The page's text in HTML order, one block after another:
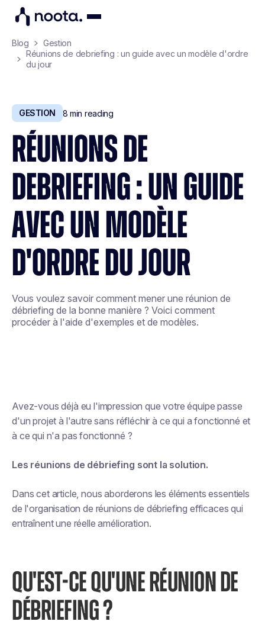
Blog
Gestion
Réunions de debriefing : un guide avec un modèle d'ordre
du jour
GESTION 8 min reading
RÉUNIONS DE
DEBRIEFING : UN GUIDE
AVEC UN MODÈLE
D'ORDRE DU JOUR
Vous voulez savoir comment mener une réunion de
débriefing de la bonne manière ? Voici comment
procéder à l'aide d'exemples et de modèles.
Avez-vous déjà eu l'impression que votre équipe passe
d'un projet à l'autre sans réfléchir à ce qui a fonctionné et
à ce qui n'a pas fonctionné ?
Les réunions de débriefing sont la solution.
Dans cet article, nous aborderons les éléments essentiels
de l'organisation de réunions de débriefing efficaces qui
entraînent une réelle amélioration.
QU'EST-CE QU'UNE RÉUNION DE
DÉBRIEFING ?